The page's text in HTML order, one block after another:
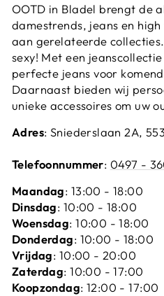
OOTD in Bladel brengt de
damestrends, jeans en
aan gerelateerde
sexy! Met een
perfecte jeans voor
Daarnaast bieden wij
unieke accessoires om uw
Adres: Sniederslaan 2A,
Telefoonnummer: 0497 -
Maandag: 13:00 - 18:00
Dinsdag: 10:00 - 18:00
Woensdag: 10:00 - 18:00
Donderdag: 10:00 - 18:00
Vrijdag: 10:00 - 20:00
Zaterdag: 10:00 - 17:00
Koopzondag: 12:00 - 17:00